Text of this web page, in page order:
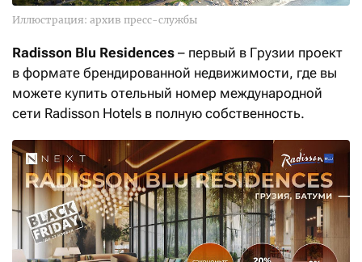
Иллюстрация: архив пресс-службы
Radisson Blu Residences – первый в Грузии проект
в формате брендированной недвижимости, где вы
можете купить отельный номер международной
сети Radisson Hotels в полную собственность.